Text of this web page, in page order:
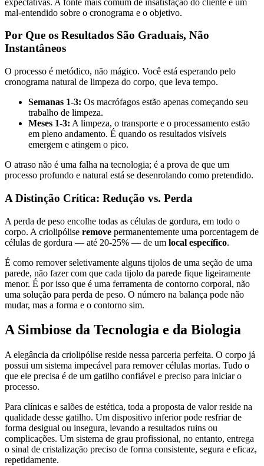
mal-entendido sobre o cronograma e o objetivo.
Por Que os Resultados São Graduais, Não
Instantâneos
O processo é metódico, não mágico. Você está esperando pelo
cronograma natural de limpeza do corpo, que leva tempo.
Semanas 1-3: Os macrófagos estão apenas começando seu
trabalho de limpeza.
Meses 1-3: A limpeza, o transporte e o processamento estão
em pleno andamento. É quando os resultados visíveis
emergem e atingem o pico.
O atraso não é uma falha na tecnologia; é a prova de que um
processo profundo e natural está se desenrolando como pretendido.
A Distinção Crítica: Redução vs. Perda
A perda de peso encolhe todas as células de gordura, em todo o
corpo. A criolipólise remove permanentemente uma porcentagem de
células de gordura — até 20-25% — de um local específico.
É como remover seletivamente alguns tijolos de uma seção de uma
parede, não fazer com que cada tijolo da parede fique ligeiramente
menor. É por isso que é uma ferramenta de contorno corporal, não
uma solução para perda de peso. O número na balança pode não
mudar, mas a forma e o contorno sim.
A Simbiose da Tecnologia e da Biologia
A elegância da criolipólise reside nessa parceria perfeita. O corpo já
possui um sistema impecável para remover células mortas. Tudo o
que ele precisa é de um gatilho confiável e preciso para iniciar o
processo.
Para clínicas e salões de estética, toda a proposta de valor reside na
qualidade desse gatilho. Um dispositivo inferior pode resfriar de
forma desigual ou insegura, levando a resultados ruins ou
complicações. Um sistema de grau profissional, no entanto, entrega
o sinal de cristalização preciso de forma consistente, segura e eficaz,
repetidamente.